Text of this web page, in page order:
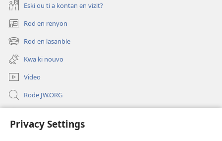
Privacy Settings
Eski ou ti a kontan en vizit?
Rod en renyon
(opens
new
window)
Rod en lasanble
(opens
new
window)
Kwa ki nouvo
Video
Rode JW.ORG